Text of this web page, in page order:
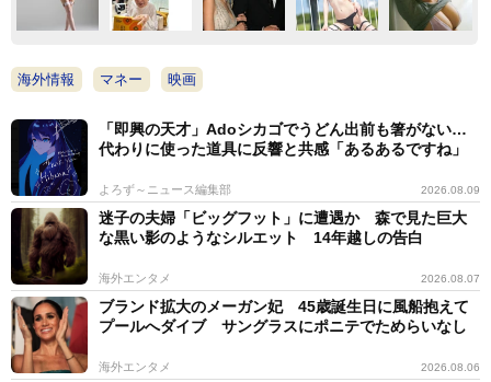
海外情報 マネー 映画
「即興の天才」Adoシカゴでうどん出前も箸がない…
代わりに使った道具に反響と共感「あるあるですね」
よろず～ニュース編集部 2026.08.09
迷子の夫婦「ビッグフット」に遭遇か 森で見た巨大
な黒い影のようなシルエット 14年越しの告白
海外エンタメ 2026.08.07
ブランド拡大のメーガン妃 45歳誕生日に風船抱えて
プールへダイブ サングラスにポニテでためらいなし
海外エンタメ 2026.08.06